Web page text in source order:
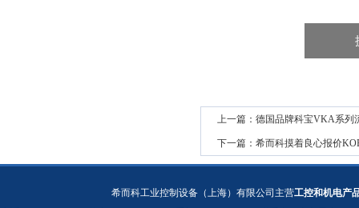
上一篇： 德国品牌科宝VKA系列
下一篇： 希而科摸着良心报价
希而科工业控制设备（上海）有限公司主营工控和机电产